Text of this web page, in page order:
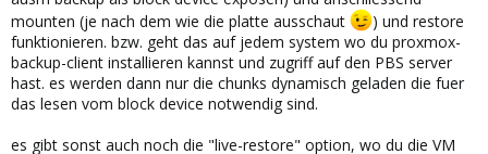
mounten (je nach dem wie die platte ausschaut
) und restore
funktionieren. bzw. geht das auf jedem system wo du proxmox-
backup-client installieren kannst und zugriff auf den PBS server
hast. es werden dann nur die chunks dynamisch geladen die fuer
das lesen vom block device notwendig sind.
es gibt sonst auch noch die "live-restore" option, wo du die VM